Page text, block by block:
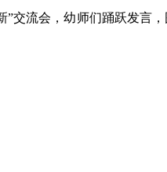
”交流会，幼师们踊跃发言